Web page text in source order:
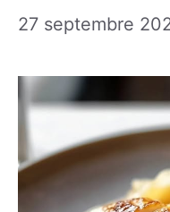
27 septembre